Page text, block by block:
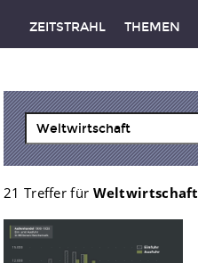
ZEITSTRAHL THEMEN
21 Treffer für Weltwirtschaft